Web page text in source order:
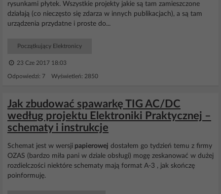
rysunkami płytek. Wszystkie projekty jakie są tam zamieszczone
działają (co nieczęsto się zdarza w innych publikacjach), a są tam
urządzenia przydatne i proste do...
Początkujący Elektronicy
23 Cze 2017 18:03
Odpowiedzi: 7 Wyświetleń: 2850
Jak zbudować spawarkę TIG AC/DC
według projektu Elektroniki Praktycznej –
schematy i instrukcje
Schemat jest w wersji papierowej dostałem go tydzień temu z firmy
OZAS (bardzo miła pani w dziale obsługi) mogę zeskanować w dużej
rozdielczości niektóre schematy mają format A-3 , jak skończę
poinformuję.